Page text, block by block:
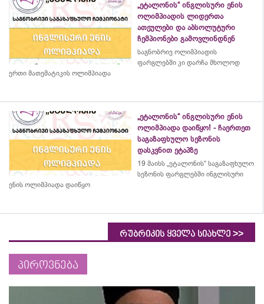
„ეტალონის“ ინგლისური ენის
ოლიმპიადის ლიდერთა
ათეულები და აბსოლუტური
ჩემპიონები გამოვლინდნენ
საგნობრივ ოლიმპიადის
ფარგლებში კი დარჩა მხოლოდ
ერთი მათემატიკის ოლიმპიადა
„ეტალონის“ ინგლისური ენის
ოლიმპიადა დაიწყო! - ჩაერთეთ
საგაზაფხულო სეზონის
დასკვნით ეტაპზე
19 მაისს „ეტალონის“ საგაზაფხულო
სეზონის ფარგლებში ინგლისური
ენის ოლიმპიადა დაიწყო
რუბრიკის ყველა სიახლე >>
პიროვნება